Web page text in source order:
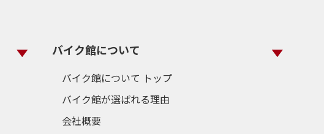
バイク館について
バイク館について トップ
バイク館が選ばれる理由
会社概要